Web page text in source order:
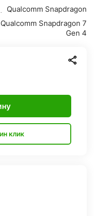
Qualcomm Snapdragon
Qualcomm Snapdragon 7
Gen 4
клик